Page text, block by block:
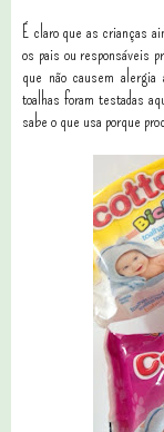
É claro que as crianças
os pais ou responsáveis
que não causem
toalhas foram testadas
sabe o que usa porque